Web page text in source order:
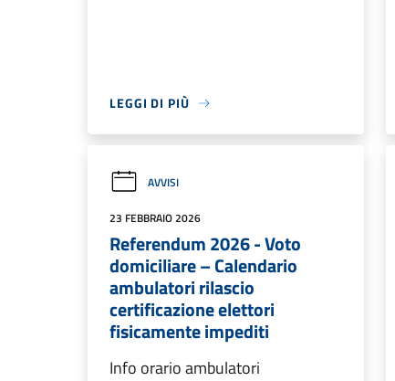
LEGGI DI PIÙ
AVVISI
23 FEBBRAIO 2026
Referendum 2026 - Voto
domiciliare – Calendario
ambulatori rilascio
certificazione elettori
fisicamente impediti
Info orario ambulatori